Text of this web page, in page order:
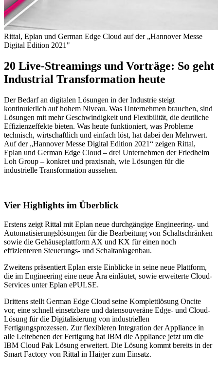
Rittal, Eplan und German Edge Cloud auf der „Hannover Messe
Digital Edition 2021"
20 Live-Streamings und Vorträge: So geht
Industrial Transformation heute
Der Bedarf an digitalen Lösungen in der Industrie steigt
kontinuierlich auf hohem Niveau. Was Unternehmen brauchen, sind
Lösungen mit mehr Geschwindigkeit und Flexibilität, die deutliche
Effizienzeffekte bieten. Was heute funktioniert, was Probleme
technisch, wirtschaftlich und einfach löst, hat dabei den Mehrwert.
Auf der „Hannover Messe Digital Edition 2021“ zeigen Rittal,
Eplan und German Edge Cloud – drei Unternehmen der Friedhelm
Loh Group – konkret und praxisnah, wie Lösungen für die
industrielle Transformation aussehen.
Vier Highlights im Überblick
Erstens zeigt Rittal mit Eplan neue durchgängige Engineering- und
Automatisierungslösungen für die Bearbeitung von Schaltschränken
sowie die Gehäuseplattform AX und KX für einen noch
effizienteren Steuerungs- und Schaltanlagenbau.
Zweitens präsentiert Eplan erste Einblicke in seine neue Plattform,
die im Engineering eine neue Ära einläutet, sowie erweiterte Cloud-
Services unter Eplan ePULSE.
Drittens stellt German Edge Cloud seine Komplettlösung Oncite
vor, eine schnell einsetzbare und datensouveräne Edge- und Cloud-
Lösung für die Digitalisierung von industriellen
Fertigungsprozessen. Zur flexibleren Integration der Appliance in
alle Leitebenen der Fertigung hat IBM die Appliance jetzt um die
IBM Cloud Pak Lösung erweitert. Die Lösung kommt bereits in der
Smart Factory von Rittal in Haiger zum Einsatz.